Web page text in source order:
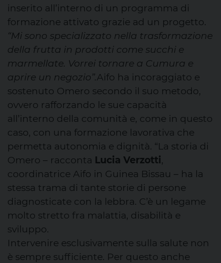
inserito all’interno di un programma di
formazione attivato grazie ad un progetto.
“Mi sono specializzato nella trasformazione
della frutta in prodotti come succhi e
marmellate. Vorrei tornare a Cumura e
aprire un negozio”.Aifo ha incoraggiato e
sostenuto Omero secondo il suo metodo,
ovvero rafforzando le sue capacità
all’interno della comunità e, come in questo
caso, con una formazione lavorativa che
permetta autonomia e dignità. “La storia di
Omero – racconta Lucia Verzotti,
coordinatrice Aifo in Guinea Bissau – ha la
stessa trama di tante storie di persone
diagnosticate con la lebbra. C’è un legame
molto stretto fra malattia, disabilità e
sviluppo.
Intervenire esclusivamente sulla salute non
è sempre sufficiente. Per questo anche